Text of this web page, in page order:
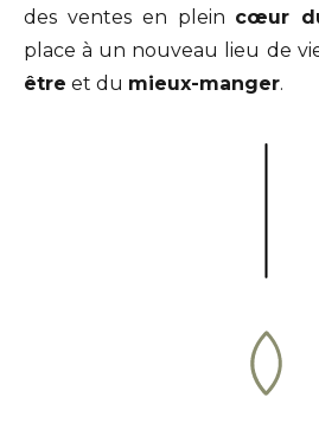
des ventes en plein cœur
place à un nouveau lieu de
être et du mieux-manger.